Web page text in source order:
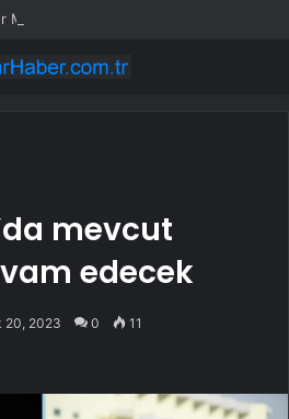
mevcut
edecek
20, 2023 0 11